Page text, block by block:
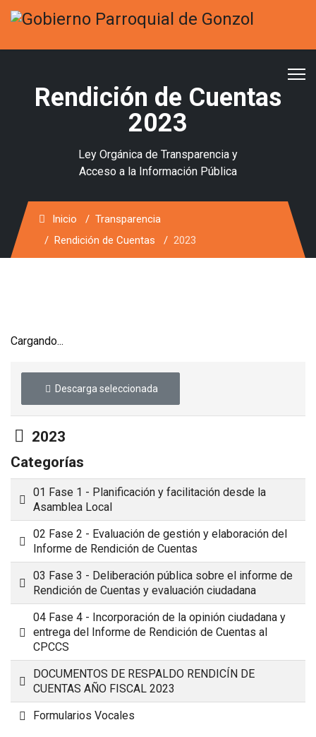
Rendición de Cuentas
2023
Ley Orgánica de Transparencia y
Acceso a la Información Pública
Inicio
Transparencia
Rendición de Cuentas
2023
Cargando...
Descarga seleccionada
Carpeta
2023
Categorías
Carpeta
01 Fase 1 - Planificación y facilitación desde la
Asamblea Local
Carpeta
02 Fase 2 - Evaluación de gestión y elaboración del
Informe de Rendición de Cuentas
Carpeta
03 Fase 3 - Deliberación pública sobre el informe de
Rendición de Cuentas y evaluación ciudadana
Carpeta
04 Fase 4 - Incorporación de la opinión ciudadana y
entrega del Informe de Rendición de Cuentas al
CPCCS
Carpeta
DOCUMENTOS DE RESPALDO RENDICÍN DE
CUENTAS AÑO FISCAL 2023
Carpeta
Formularios Vocales